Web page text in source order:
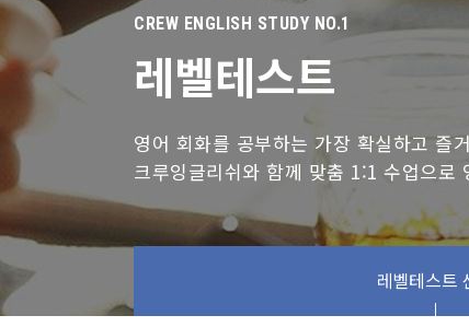
CREW ENGLISH STUDY NO.1
레벨테스트
영어 회화를 공부하는 가장 확실하고 즐
크루잉글리쉬와 함께 맞춤 1:1 수업으로
레벨테스트